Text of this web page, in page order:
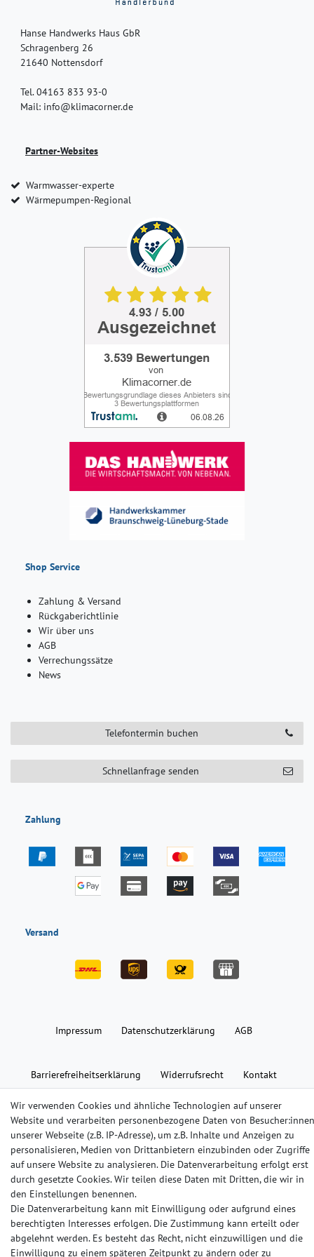
Hanse Handwerks Haus GbR
Schragenberg 26
21640 Nottensdorf
Tel. 04163 833 93-0
Mail: info@klimacorner.de
Partner-Websites
Warmwasser-experte
Wärmepumpen-Regional
Shop Service
Zahlung & Versand
Rückgaberichtlinie
Wir über uns
AGB
Verrechungssätze
News
Telefontermin buchen
Schnellanfrage senden
Zahlung
Versand
Impressum Daten­schutz­erklärung AGB
Barrierefreiheitserklärung Widerrufs­recht Kontakt
Wir verwenden Cookies und ähnliche Technologien auf unserer
Website und verarbeiten personenbezogene Daten von Besucher:innen
unserer Webseite (z.B. IP-Adresse), um z.B. Inhalte und Anzeigen zu
personalisieren, Medien von Drittanbietern einzubinden oder Zugriffe
auf unsere Website zu analysieren. Die Datenverarbeitung erfolgt erst
durch gesetzte Cookies. Wir teilen diese Daten mit Dritten, die wir in
den Einstellungen benennen.
Die Datenverarbeitung kann mit Einwilligung oder aufgrund eines
berechtigten Interesses erfolgen. Die Zustimmung kann erteilt oder
abgelehnt werden. Es besteht das Recht, nicht einzuwilligen und die
Einwilligung zu einem späteren Zeitpunkt zu ändern oder zu
© Copyright 2024-2025 | Alle Rechte vorbehalten.
Widerrufs­recht Widerrufs­formular Impressum
Daten­schutz­erklärung